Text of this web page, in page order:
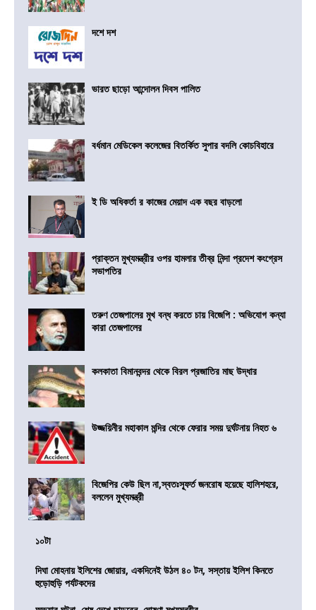
দশে দশ
ভারত ছাড়ো আন্দোলন দিবস পালিত
বর্ধমান মেডিকেল কলেজের বিতর্কিত সুপার বদলি কোচবিহারে
ই ডি অধিকর্তা র কাজের মেয়াদ এক বছর বাড়লো
প্রাক্তন মুখ্যমন্ত্রীর ওপর হামলার তীব্র নিন্দা প্রদেশ কংগ্রেস
সভাপতির
তরুণ তেজপালের মুখ বন্ধ করতে চায় বিজেপি : অভিযোগ কন্যা
কারা তেজপালের
কলকাতা বিমানবন্দর থেকে বিরল প্রজাতির মাছ উদ্ধার
উজ্জয়িনীর মহাকাল মন্দির থেকে ফেরার সময় দুর্ঘটনায় নিহত ৬
বিজেপির কেউ ছিল না,স্বতঃস্ফূর্ত জনরোষ হয়েছে হালিশহরে,
বললেন মুখ্যমন্ত্রী
১০টা
দিঘা মোহনায় ইলিশের জোয়ার, একদিনেই উঠল ৪০ টন, সস্তায় ইলিশ কিনতে
হুড়োহুড়ি পর্যটকদের